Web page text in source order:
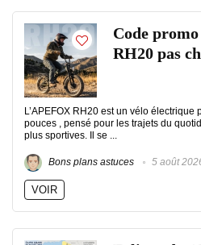
Code
RH20 pas
L’APEFOX RH20 est un vélo électrique
pouces , pensé pour les trajets du
plus sportives. Il se ...
Bons plans astuces 5 août
VOIR